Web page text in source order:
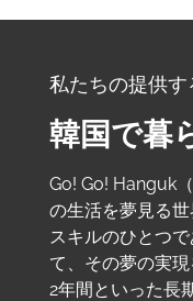
私たちの提供す
韓国で暮
Go! Go! Hanguk
の生活を夢見る
スキルのひとつ
て、その夢の実現
2年間といった長